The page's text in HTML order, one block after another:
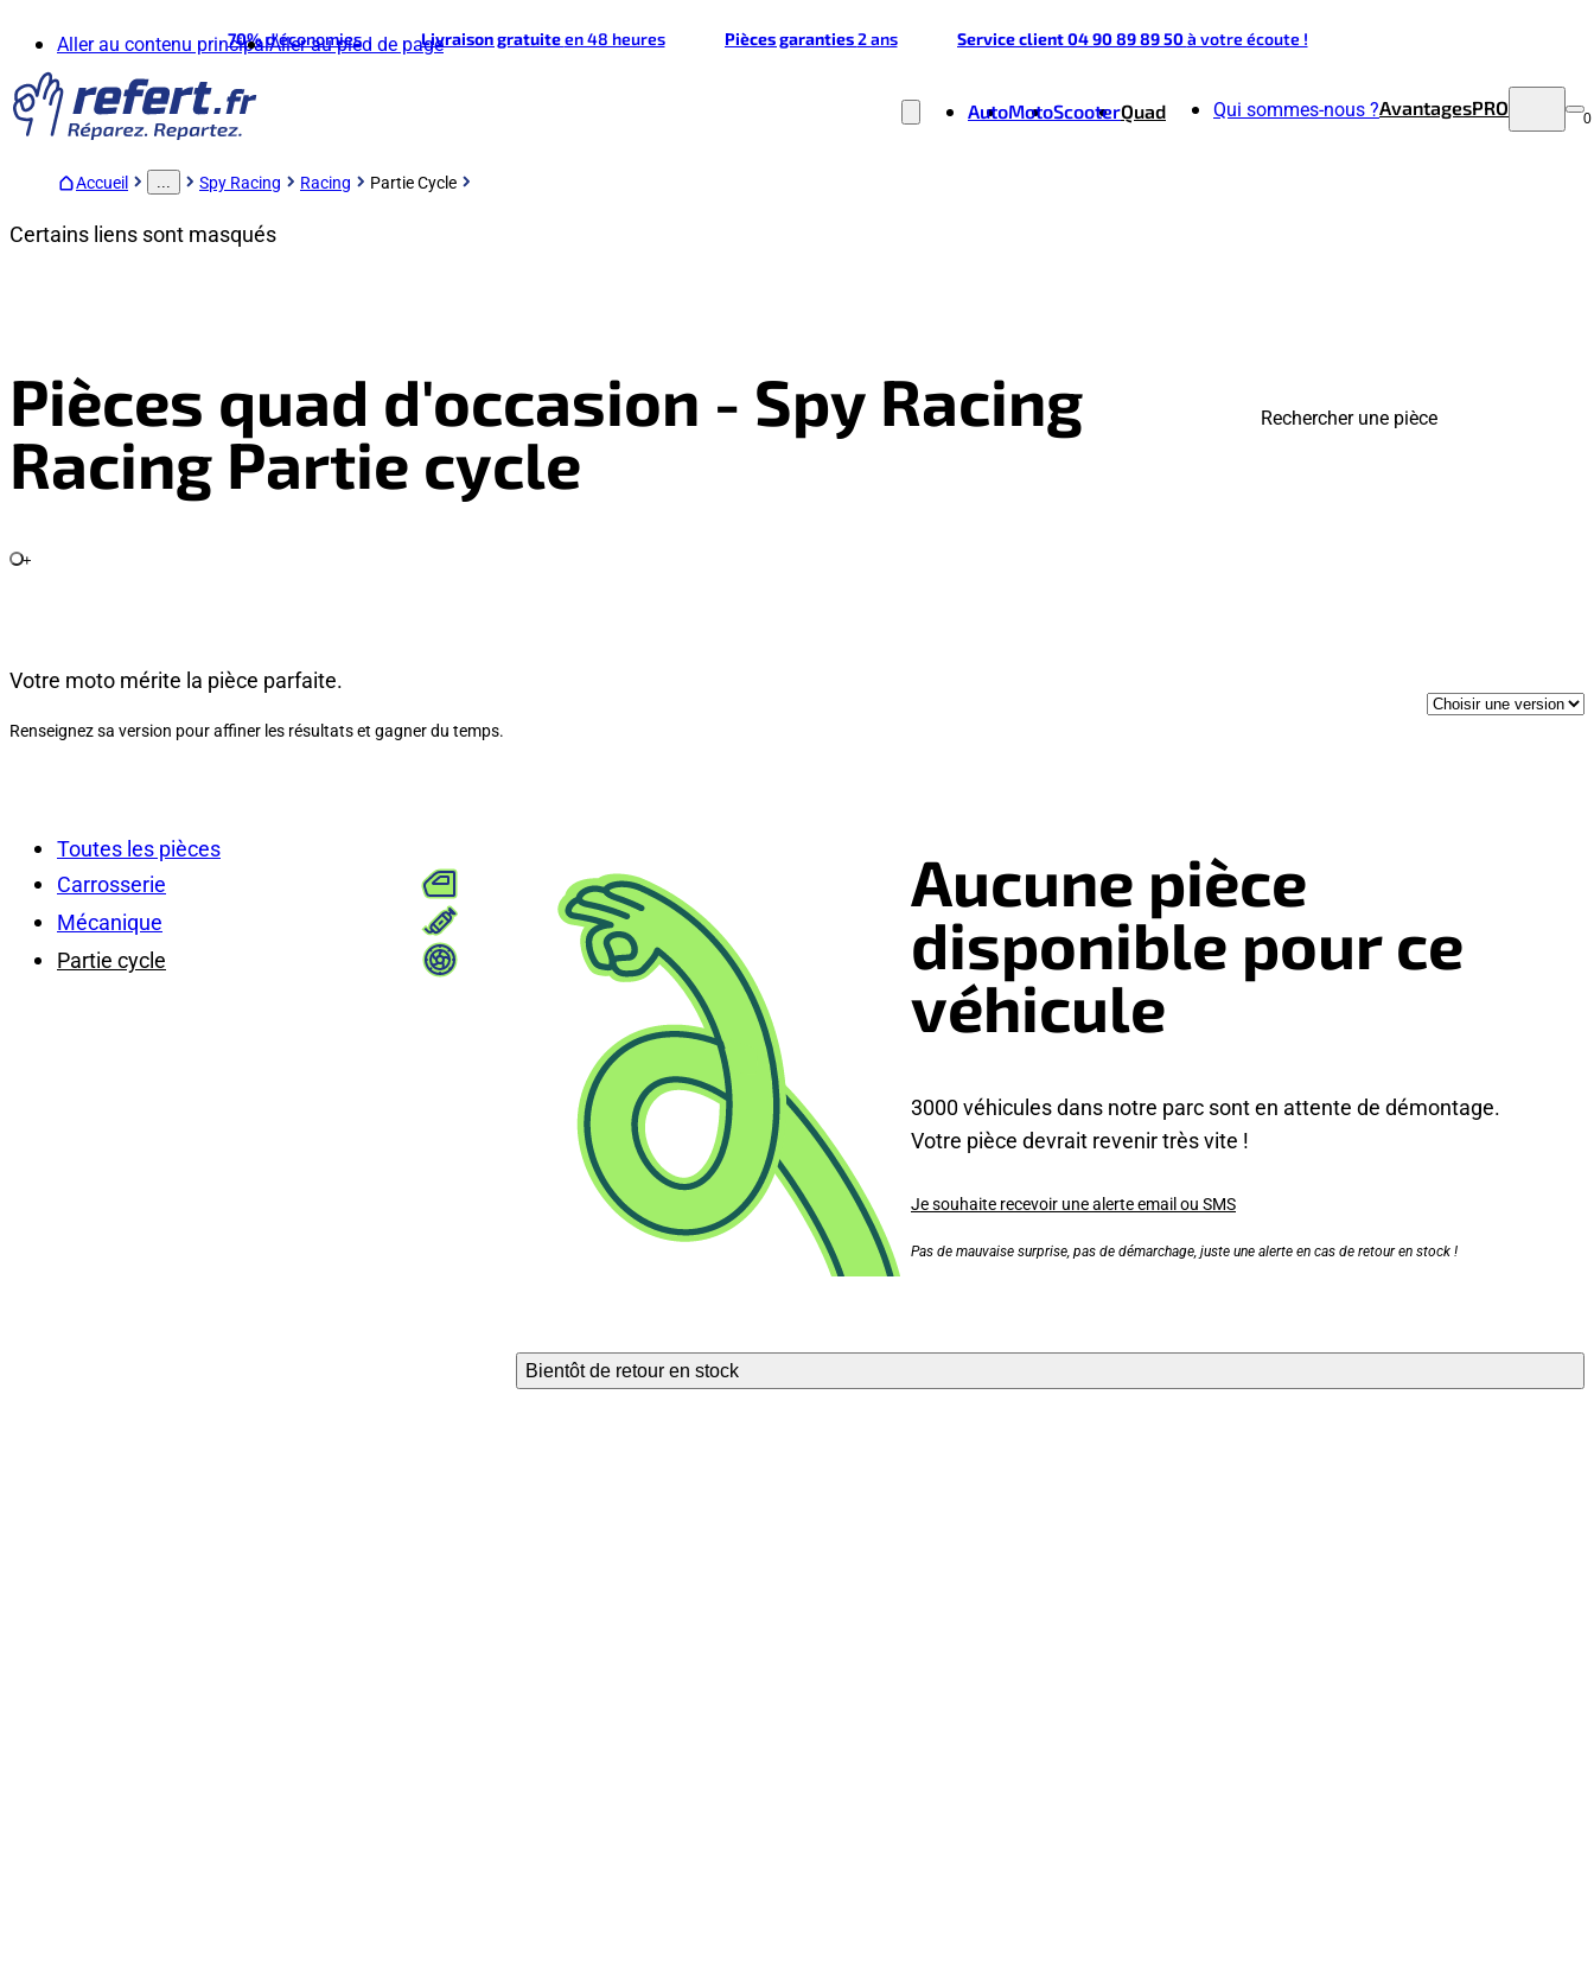
Aller au contenu principalAller au pied de page
70%d'économies Livraison gratuiteen 48 heures Pièces garanties2 ans Service client 04 90 89 89 50à votre écoute !
AutoMotoScooterQuad Qui sommes-nous ?AvantagesPRO 0
Accueil ... Spy Racing Racing Partie Cycle
Certains liens sont masqués
Pièces quad d'occasion - Spy Racing
Racing Partie cycle
+
Rechercher une pièce
Votre moto mérite la pièce parfaite.
Renseignez sa version pour affiner les résultats et gagner du temps.
Toutes les pièces
Carrosserie
Mécanique
Partie cycle
Aucune pièce
disponible pour ce
véhicule
3000 véhicules dans notre parc sont en attente de démontage.
Votre pièce devrait revenir très vite !
Je souhaite recevoir une alerte email ou SMS
Pas de mauvaise surprise, pas de démarchage, juste une alerte en cas de retour en stock !
Bientôt de retour en stock